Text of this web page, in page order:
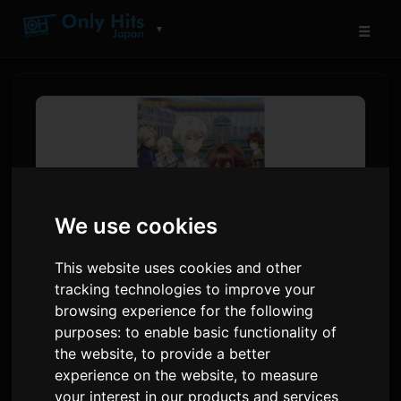
We use cookies
This website uses cookies and other
tracking technologies to improve your
browsing experience for the following
purposes:to enable basic functionality of
the website,to provide a better
experience on the website,to measure
your interest in our products and services
▼ ☰
એનિમે 'કિમી આઇ'ની PV, થીમ
ગીતો જાહેર, જુલાઈ 4થી પ્રસારણ
દ્વારાSam 3 જૂન 2026
અંગ્રેજીમાંથી અનુવાદિત